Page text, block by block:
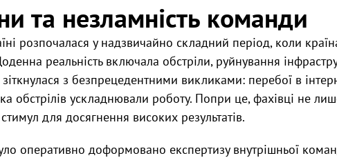
та незламність команди
розпочалася у надзвичайно складний період, коли
реальність включала обстріли, руйнування
з безпрецедентними викликами: перебої в
обстрілів ускладнювали роботу. Попри це, фахівці не
для досягнення високих результатів.
оперативно доформовано експертизу внутрішньої